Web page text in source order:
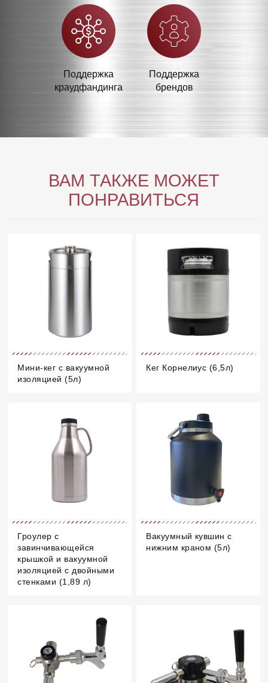
Поддержка
краудфандинга
Поддержка
брендов
ВАМ ТАКЖЕ МОЖЕТ
ПОНРАВИТЬСЯ
Мини-кег с вакуумной
изоляцией (5л)
Кег Корнелиус (6,5л)
Гроулер с
завинчивающейся
крышкой и вакуумной
изоляцией с двойными
стенками (1,89 л)
Вакуумный кувшин с
нижним краном (5л)